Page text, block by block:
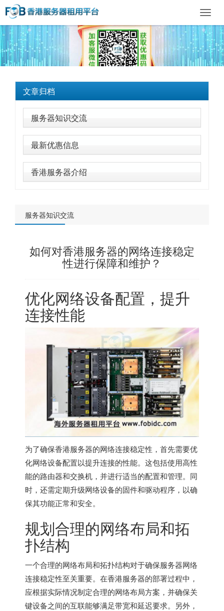
文章归档
服务器知识交流
最新优惠信息
香港服务器介绍
服务器知识交流
如何对香港服务器的网络连接稳定
性进行保障和维护？
优化网络设备配置，提升
连接性能
为了确保香港服务器的网络连接稳定性，首先需要优
化网络设备配置以提升连接的性能。这包括使用高性
能的路由器和交换机，并进行适当的配置和管理。同
时，还需定期升级网络设备的固件和驱动程序，以确
保其功能正常和安全。
规划合理的网络布局和拓
扑结构
一个合理的网络布局和拓扑结构对于确保服务器网络
连接稳定性至关重要。在香港服务器的部署过程中，
应根据实际情况制定合理的网络布局方案，并确保关
键设备之间的互联能够满足带宽和延迟要求。另外，